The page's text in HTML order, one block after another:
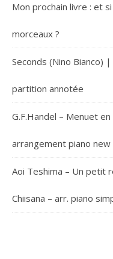
Mon prochain livre : et
morceaux ?
Seconds (Nino Bianco)
partition annotée
G.F.Handel – Menuet
arrangement piano new
Aoi Teshima – Un petit
Chiisana – arr. piano